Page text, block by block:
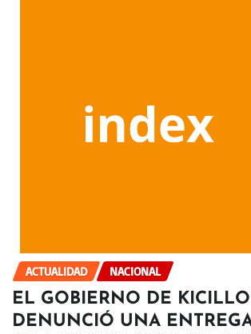
ACTUALIDAD NACIONAL
EL GOBIERNO DE
DENUNCIÓ UNA